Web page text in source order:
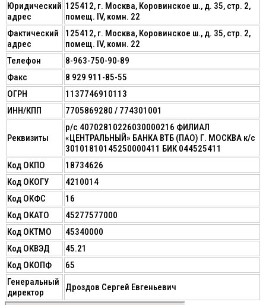
Юридический
адрес
125412, г. Москва, Коровинское ш., д. 35, стр. 2,
помещ. IV, комн. 22
Фактический
адрес
125412, г. Москва, Коровинское ш., д. 35, стр. 2,
помещ. IV, комн. 22
Телефон
8-963-750-90-89
Факс
8 929 911-85-55
ОГРН
1137746910113
ИНН/КПП
7705869280 / 774301001
Реквизиты
р/с 40702810226030000216 ФИЛИАЛ
«ЦЕНТРАЛЬНЫЙ» БАНКА ВТБ (ПАО) Г. МОСКВА к/с
30101810145250000411 БИК 044525411
Код ОКПО
18734626
Код ОКОГУ
4210014
Код ОКФС
16
Код ОКАТО
45277577000
Код ОКТМО
45340000
Код ОКВЭД
45.21
Код ОКОПФ
65
Генеральный
директор
Дроздов Сергей Евгеньевич